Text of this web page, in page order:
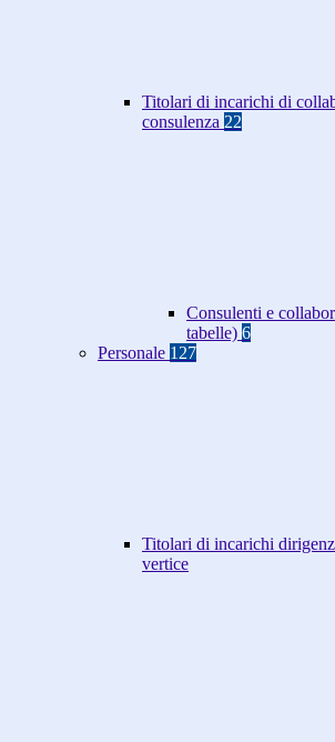
Titolari di incarichi di
consulenza 22
Consulenti e
tabelle) 6
Personale 127
Titolari di incarichi
vertice